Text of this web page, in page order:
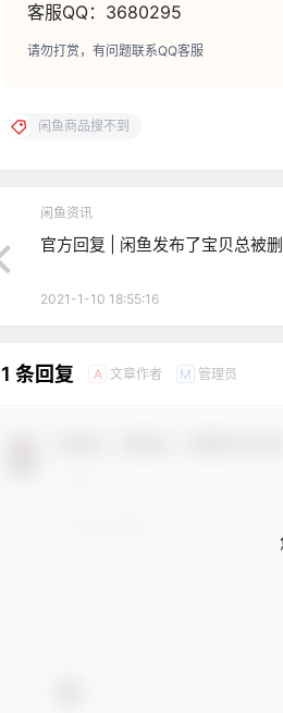
客服QQ：3680295
请勿打赏，有问题联系QQ客服
闲鱼商品搜不到
闲鱼资讯
官方回复 | 闲鱼发布了宝贝总被删
2021-1-10 18:55:16
1 条回复 A 文章作者 M 管理员